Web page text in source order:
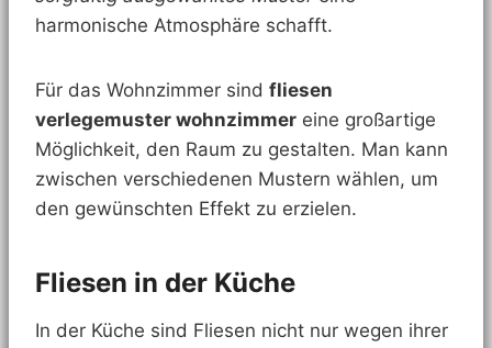
harmonische Atmosphäre schafft.
Für das Wohnzimmer sind fliesen
verlegemuster wohnzimmer eine großartige
Möglichkeit, den Raum zu gestalten. Man kann
zwischen verschiedenen Mustern wählen, um
den gewünschten Effekt zu erzielen.
Fliesen in der Küche
In der Küche sind Fliesen nicht nur wegen ihrer